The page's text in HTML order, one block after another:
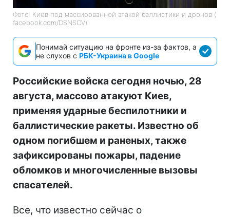
Фото: Киев под массированной атакой баллистики и дронов (
facebook.com/DSNSCV)
Понимай ситуацию на фронте из-за фактов, а
не слухов с РБК-Украина в Google
Российские войска сегодня ночью, 28
августа, массово атакуют Киев,
применяя ударные беспилотники и
баллистические ракеты. Известно об
одном погибшем и раненых, также
зафиксированы пожары, падение
обломков и многочисленные вызовы
спасателей.
Все, что известно сейчас о